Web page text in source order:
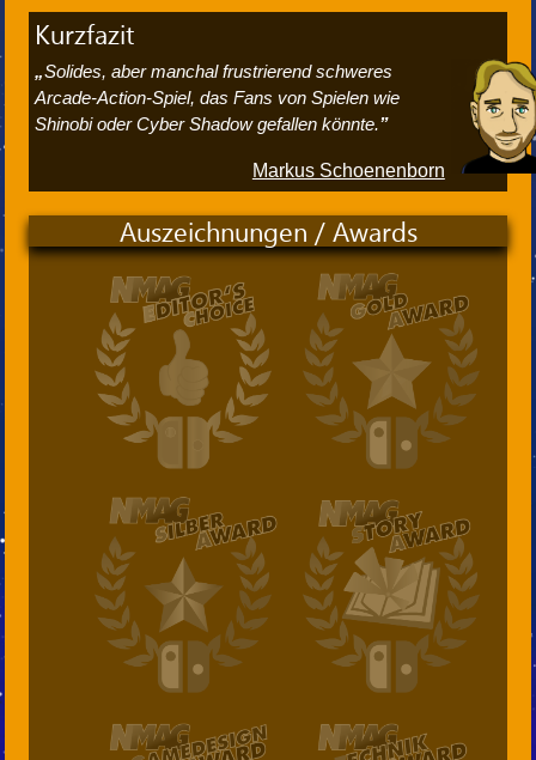
Kurzfazit
Solides, aber manchal frustrierend schweres
Arcade-Action-Spiel, das Fans von Spielen wie
Shinobi oder Cyber Shadow gefallen könnte.
Markus Schoenenborn
Auszeichnungen / Awards